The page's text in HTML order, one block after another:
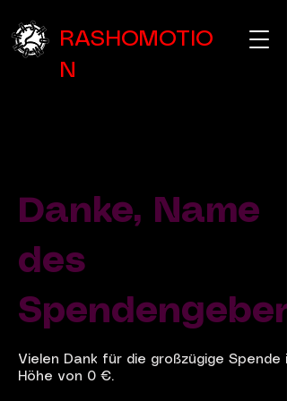
RASHOMOTIO
N
Danke, Name
des
Vielen Dank für die großzügige Spende
Höhe von 0 €.